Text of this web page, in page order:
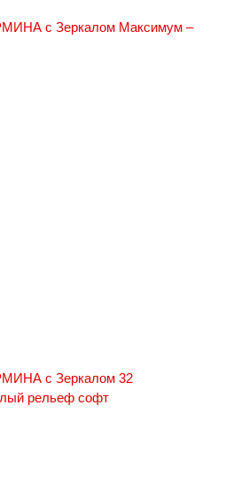
с Зеркалом Максимум –
с Зеркалом 32
рельеф софт